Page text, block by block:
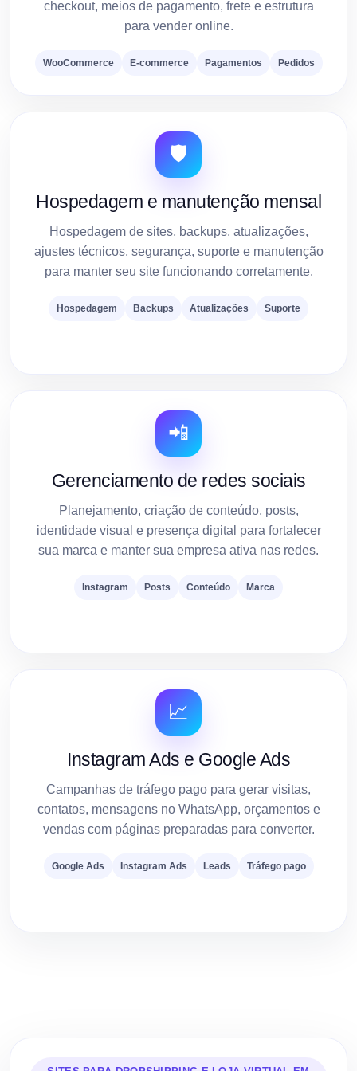
checkout, meios de pagamento, frete e estrutura
para vender online.
WooCommerce E-commerce Pagamentos Pedidos
🛡️
Hospedagem e manutenção mensal
Hospedagem de sites, backups, atualizações,
ajustes técnicos, segurança, suporte e manutenção
para manter seu site funcionando corretamente.
Hospedagem Backups Atualizações Suporte
📲
Gerenciamento de redes sociais
Planejamento, criação de conteúdo, posts,
identidade visual e presença digital para fortalecer
sua marca e manter sua empresa ativa nas redes.
Instagram Posts Conteúdo Marca
📈
Instagram Ads e Google Ads
Campanhas de tráfego pago para gerar visitas,
contatos, mensagens no WhatsApp, orçamentos e
vendas com páginas preparadas para converter.
Google Ads Instagram Ads Leads Tráfego pago